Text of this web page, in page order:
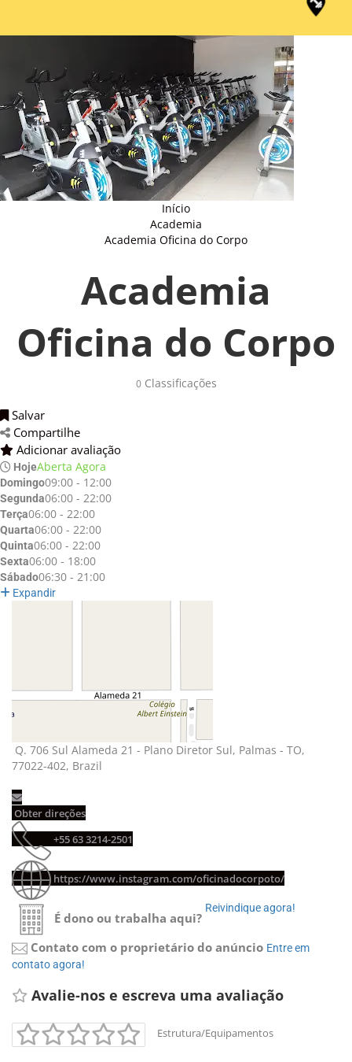
Início
Academia
Academia Oficina do Corpo
Academia
Oficina do Corpo
0Classificações
Salvar
Compartilhe
Adicionar avaliação
HojeAberta Agora
Domingo09:00 - 12:00
Segunda06:00 - 22:00
Terça06:00 - 22:00
Quarta06:00 - 22:00
Quinta06:00 - 22:00
Sexta06:00 - 18:00
Sábado06:30 - 21:00
Expandir
Q. 706 Sul Alameda 21 - Plano Diretor Sul, Palmas - TO,
77022-402, Brazil
Obter direções
+55 63 3214-2501
https://www.instagram.com/oficinadocorpoto/
É dono ou trabalha aqui?
Reivindique agora!
Contato com o proprietário do anúncio Entre em
contato agora!
Avalie-nos e escreva uma avaliação
Estrutura/Equipamentos